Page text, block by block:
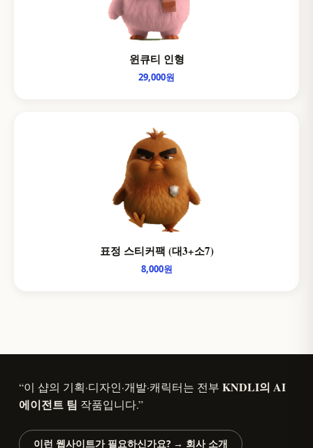
윈큐티 인형
29,000원
표정 스티커팩 (대3+소7)
8,000원
“이 샵의 기획·디자인·개발·캐릭터는 전부 KNDLI의 AI
에이전트 팀 작품입니다.”
이런 웹사이트가 필요하신가요? → 회사 소개